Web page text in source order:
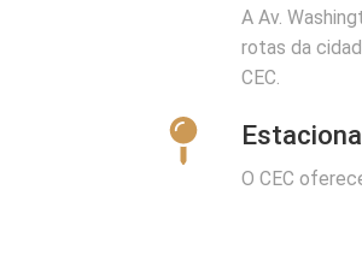
A Av.
rotas da
CEC.
O CEC